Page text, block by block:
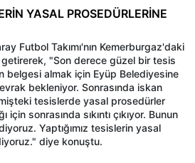
YASAL PROSEDÜRLERİNE
Futbol Takımı'nın Kemerburgaz'daki
getirerek, "Son derece güzel bir tesis
belgesi almak için Eyüp Belediyesine
bekleniyor. Sonrasında iskan
tesislerde yasal prosedürler
için sonrasında sıkıntı çıkıyor. Bunun
Yaptığımız tesislerin yasal
diye konuştu.